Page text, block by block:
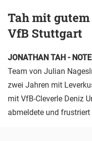
Tah mit
VfB Stuttgart
JONATHAN TAH -
Team von Julian
zwei Jahren mit
mit VfB-Cleverle Deniz
abmeldete und